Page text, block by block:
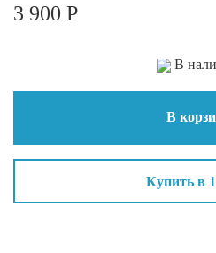
4.3
3 900 Р
В
В
Купить в